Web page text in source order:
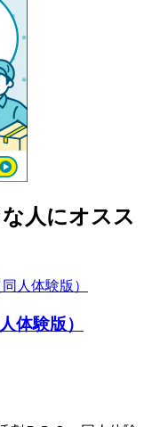
人にオスス
験版）